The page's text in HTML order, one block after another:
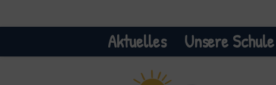
Aktuelles Unsere Schule